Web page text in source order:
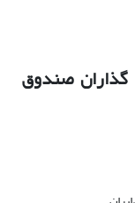
تحلیل نیازمندی‎ها و انتظارهای بیمه ‎گذاران صندوق